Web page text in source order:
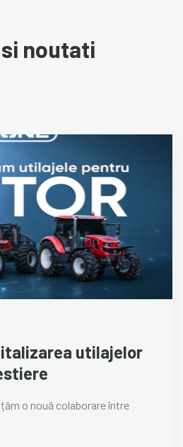
noutati
utilajelor
o nouă colaborare între